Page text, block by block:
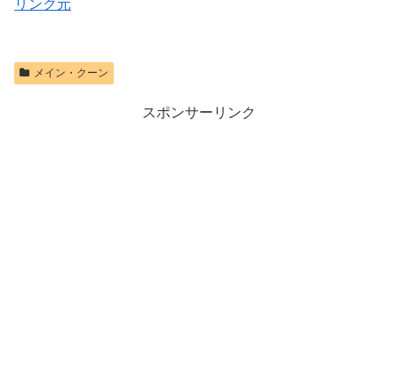
リンク元
メイン・クーン
スポンサーリンク